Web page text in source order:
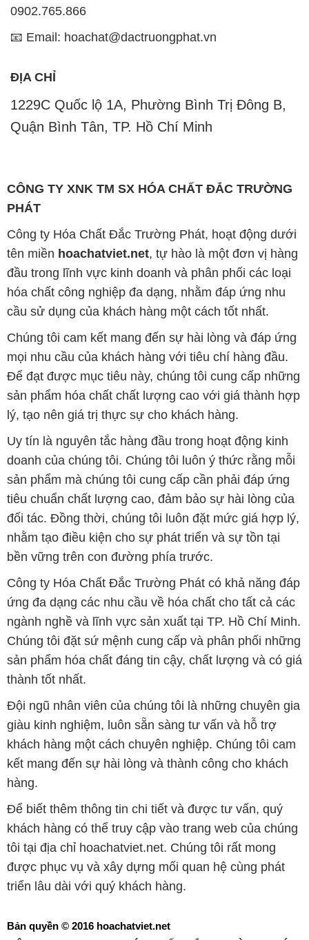
0902.765.866
📧 Email: hoachat@dactruongphat.vn
ĐỊA CHỈ
1229C Quốc lộ 1A, Phường Bình Trị Đông B,
Quận Bình Tân, TP. Hồ Chí Minh
CÔNG TY XNK TM SX HÓA CHẤT ĐẮC TRƯỜNG
PHÁT
Công ty Hóa Chất Đắc Trường Phát, hoạt động dưới
tên miền hoachatviet.net, tự hào là một đơn vị hàng
đầu trong lĩnh vực kinh doanh và phân phối các loại
hóa chất công nghiệp đa dạng, nhằm đáp ứng nhu
cầu sử dụng của khách hàng một cách tốt nhất.
Chúng tôi cam kết mang đến sự hài lòng và đáp ứng
mọi nhu cầu của khách hàng với tiêu chí hàng đầu.
Để đạt được mục tiêu này, chúng tôi cung cấp những
sản phẩm hóa chất chất lượng cao với giá thành hợp
lý, tạo nên giá trị thực sự cho khách hàng.
Uy tín là nguyên tắc hàng đầu trong hoạt động kinh
doanh của chúng tôi. Chúng tôi luôn ý thức rằng mỗi
sản phẩm mà chúng tôi cung cấp cần phải đáp ứng
tiêu chuẩn chất lượng cao, đảm bảo sự hài lòng của
đối tác. Đồng thời, chúng tôi luôn đặt mức giá hợp lý,
nhằm tạo điều kiện cho sự phát triển và sự tồn tại
bền vững trên con đường phía trước.
Công ty Hóa Chất Đắc Trường Phát có khả năng đáp
ứng đa dạng các nhu cầu về hóa chất cho tất cả các
ngành nghề và lĩnh vực sản xuất tại TP. Hồ Chí Minh.
Chúng tôi đặt sứ mệnh cung cấp và phân phối những
sản phẩm hóa chất đáng tin cậy, chất lượng và có giá
thành tốt nhất.
Đội ngũ nhân viên của chúng tôi là những chuyên gia
giàu kinh nghiệm, luôn sẵn sàng tư vấn và hỗ trợ
khách hàng một cách chuyên nghiệp. Chúng tôi cam
kết mang đến sự hài lòng và thành công cho khách
hàng.
Để biết thêm thông tin chi tiết và được tư vấn, quý
khách hàng có thể truy cập vào trang web của chúng
tôi tại địa chỉ hoachatviet.net. Chúng tôi rất mong
được phục vụ và xây dựng mối quan hệ cùng phát
triển lâu dài với quý khách hàng.
Bản quyền © 2016 hoachatviet.net